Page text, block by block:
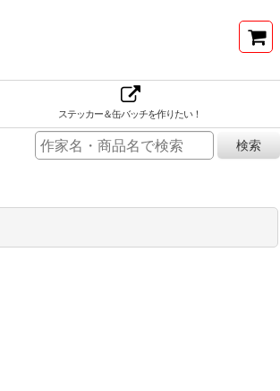
ステッカー＆缶バッチを作りたい！